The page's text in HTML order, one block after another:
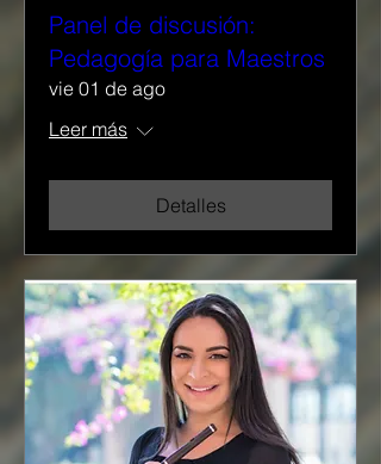
Panel de discusión:
Pedagogía para Maestros
vie 01 de ago
Leer más
Detalles